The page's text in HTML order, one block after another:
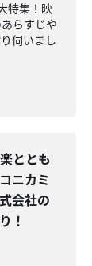
特集！映
らすじや
伺いまし
ととも
ニカミ
会社の
！